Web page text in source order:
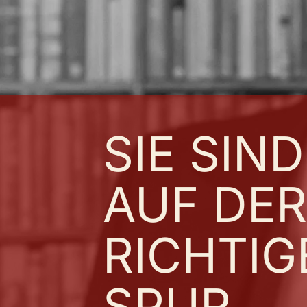
SIE SIND
AUF DER